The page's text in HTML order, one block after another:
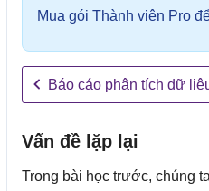
Mua gói Thành viên Pro
Báo cáo phân tích dữ
Vấn đề lặp lại
Trong bài học trước, chúng